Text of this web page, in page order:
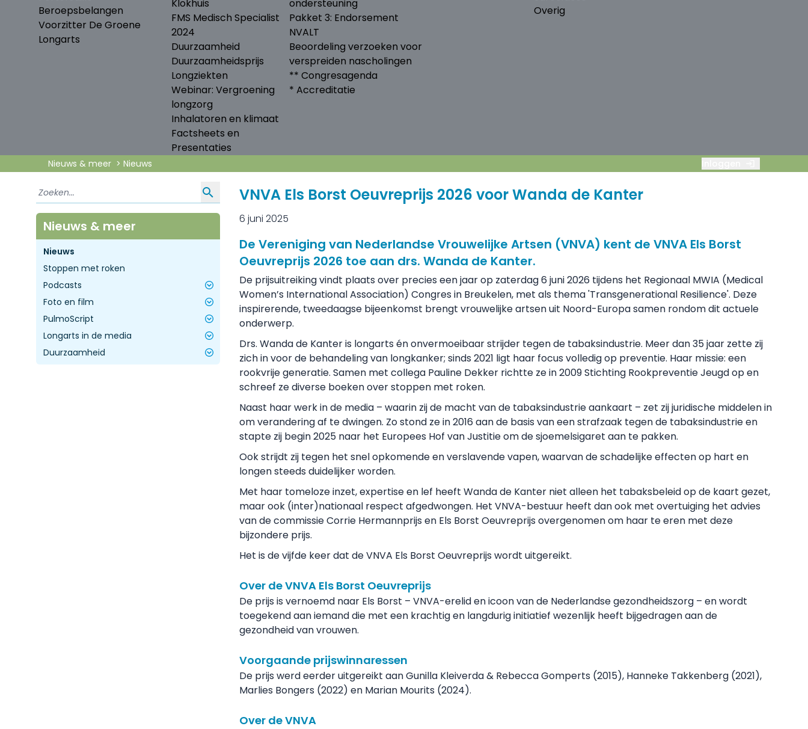
Beroepsbelangen
Voorzitter De Groene
Longarts
Klokhuis
FMS Medisch Specialist
2024
Duurzaamheid
Duurzaamheidsprijs
Longziekten
Webinar: Vergroening
longzorg
Inhalatoren en klimaat
Factsheets en
Presentaties
ondersteuning
Pakket 3: Endorsement
NVALT
Beoordeling verzoeken voor
verspreiden nascholingen
** Congresagenda
* Accreditatie
Overig
Nieuws & meer Nieuws
Nieuws & meer
Nieuws
Stoppen met roken
Podcasts
Longcast - DE NVALT podcast!
Adembenemende gesprekken
Stem van de dokter (FMS)
Arbocuratieve zorg
Foto en film
Nascholing
Archief
PulmoScript
Historie PulmoScript
Longarts in de media
Miranda Geelhoed - In Balans
Duurzaamheid
VNVA Els Borst Oeuvreprijs 2026 voor Wanda de Kanter
6 juni 2025
De Vereniging van Nederlandse Vrouwelijke Artsen (VNVA) kent de VNVA Els Borst
Oeuvreprijs 2026 toe aan drs. Wanda de Kanter.
De prijsuitreiking vindt plaats over precies een jaar op zaterdag 6 juni 2026 tijdens het Regionaal MWIA (Medical
Women’s International Association) Congres in Breukelen, met als thema 'Transgenerational Resilience'. Deze
inspirerende, tweedaagse bijeenkomst brengt vrouwelijke artsen uit Noord-Europa samen rondom dit actuele
onderwerp.
Drs. Wanda de Kanter is longarts én onvermoeibaar strijder tegen de tabaksindustrie. Meer dan 35 jaar zette zij
zich in voor de behandeling van longkanker; sinds 2021 ligt haar focus volledig op preventie. Haar missie: een
rookvrije generatie. Samen met collega Pauline Dekker richtte ze in 2009 Stichting Rookpreventie Jeugd op en
schreef ze diverse boeken over stoppen met roken.
Naast haar werk in de media – waarin zij de macht van de tabaksindustrie aankaart – zet zij juridische middelen in
om verandering af te dwingen. Zo stond ze in 2016 aan de basis van een strafzaak tegen de tabaksindustrie en
stapte zij begin 2025 naar het Europees Hof van Justitie om de sjoemelsigaret aan te pakken.
Ook strijdt zij tegen het snel opkomende en verslavende vapen, waarvan de schadelijke effecten op hart en
longen steeds duidelijker worden.
Met haar tomeloze inzet, expertise en lef heeft Wanda de Kanter niet alleen het tabaksbeleid op de kaart gezet,
maar ook (inter)nationaal respect afgedwongen. Het VNVA-bestuur heeft dan ook met overtuiging het advies
van de commissie Corrie Hermannprijs en Els Borst Oeuvreprijs overgenomen om haar te eren met deze
bijzondere prijs.
Het is de vijfde keer dat de VNVA Els Borst Oeuvreprijs wordt uitgereikt.
Over de VNVA Els Borst Oeuvreprijs
De prijs is vernoemd naar Els Borst – VNVA-erelid en icoon van de Nederlandse gezondheidszorg – en wordt
toegekend aan iemand die met een krachtig en langdurig initiatief wezenlijk heeft bijgedragen aan de
gezondheid van vrouwen.
Voorgaande prijswinnaressen
De prijs werd eerder uitgereikt aan Gunilla Kleiverda & Rebecca Gomperts (2015), Hanneke Takkenberg (2021),
Marlies Bongers (2022) en Marian Mourits (2024).
Over de VNVA